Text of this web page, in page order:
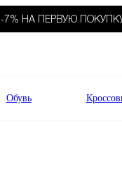
-7% НА ПЕРВУЮ
Обувь